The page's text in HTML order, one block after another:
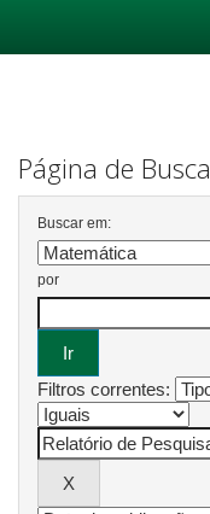
Página de Busca
Buscar em:
por
Filtros correntes: